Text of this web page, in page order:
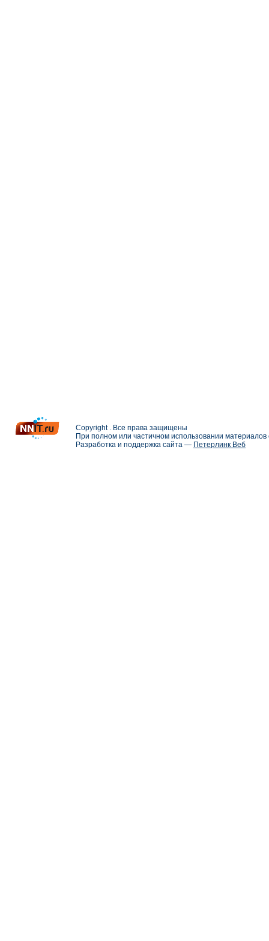
Copyright . Все права защищены
При полном или частичном использовании
Разработка и поддержка сайта — Петерлинк Веб